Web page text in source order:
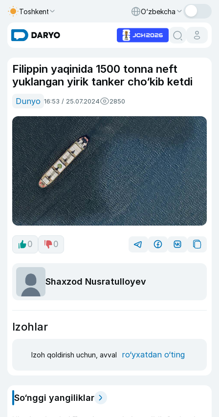
Toshkent O‘zbekcha
Filippin yaqinida 1500 tonna neft
yuklangan yirik tanker cho‘kib ketdi
Dunyo 16:53 / 25.07.2024 2850
0 0
Shaxzod Nusratulloyev
Izohlar
Izoh qoldirish uchun, avval ro‘yxatdan o‘ting
So‘nggi yangiliklar